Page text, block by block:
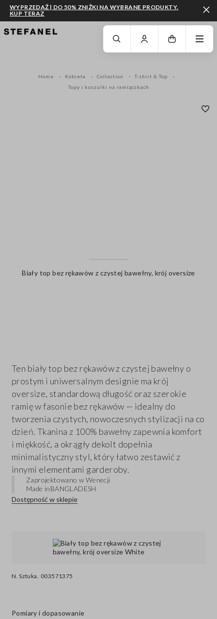
PRZEJDŹ DO GŁÓWNEJ TREŚCI PRZEWIŃ NA DÓŁ STRONY
WYPRZEDAŻ | DO 50% ZNIŻKI NA WYBRANE PRODUKTY.
KUP TERAZ
Home Kobieta Collection
T-shirt & Top
Topy i koszulki na ramiączkach
Biały top bez rękawów z czystej bawełny, krój oversize
N. Sztuka. 003571375
Ten biały top bez rękawów z czystej bawełny o
prostym i uniwersalnym designie ma krój
oversize, standardową długość oraz szerokie
ramię w fasonie bez rękawów — idealny do
tworzenia czystych, nowoczesnych stylizacji na co
dzień. Tkanina z 100% bawełny zapewnia komfort
i miękkość, a okrągły dekolt dopełnia
minimalistyczny styl, który łatwo zestawić z
innymi elementami garderoby.
Zaprojektowano w Wenecji
Made inBANGLADESH
Dostępność w sklepie
Pomiary i dopasowanie